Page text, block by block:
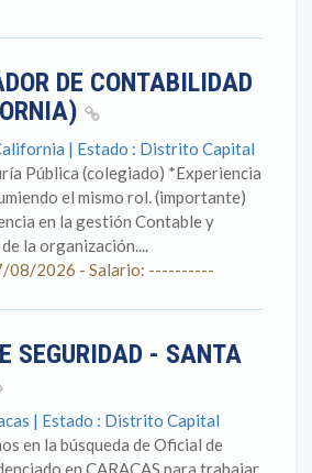
DE CONTABILIDAD
| Estado : Distrito Capital
Pública (colegiado) *Experiencia
el mismo rol. (importante)
en la gestión Contable y
la organización....
08/2026 - Salario: ----------
SEGURIDAD - SANTA
| Estado : Distrito Capital
en la búsqueda de Oficial de
en CARACAS para trabajar